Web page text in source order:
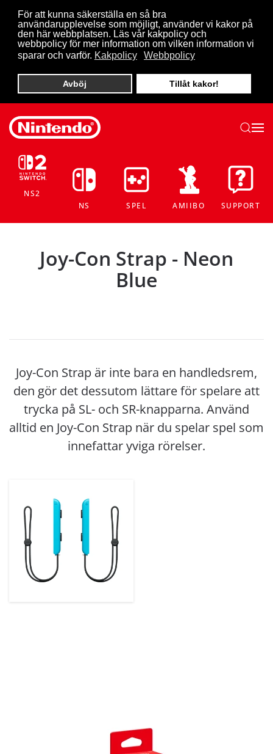
För att kunna säkerställa en så bra
användarupplevelse som möjligt, använder vi kakor på
den här webbplatsen. Läs vår kakpolicy och
webbpolicy för mer information om vilken information vi
sparar och varför. Kakpolicy Webbpolicy
Avböj Tillåt kakor!
Skip to main content
NS2
NS
SPEL AMIIBO SUPPORT
Joy-Con Strap - Neon
Blue
Joy-Con Strap är inte bara en handledsrem,
den gör det dessutom lättare för spelare att
trycka på SL- och SR-knapparna. Använd
alltid en Joy-Con Strap när du spelar spel som
innefattar yviga rörelser.